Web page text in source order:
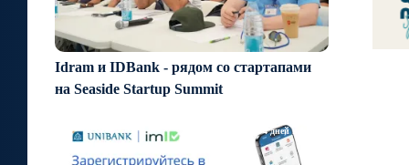
Idram и IDBank - рядом со стартапами
на Seaside Startup Summit
4 дней назад